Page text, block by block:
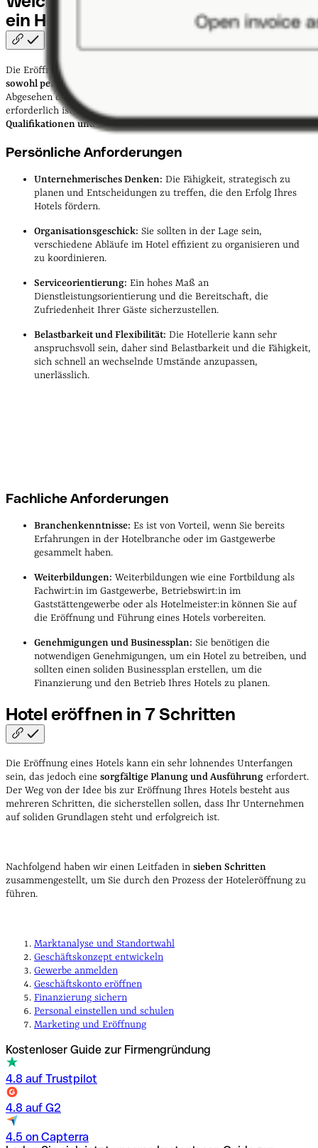
ein Hotel zu
Die Eröffnung eines Hotels ist ein ambitioniertes Unterfangen, das
sowohl persönliche als auch fachliche Anforderungen
Abgesehen davon, dass keine spezifische Ausbildung oder Studium
erforderlich ist, ist es sehr empfehlenswert, dass Sie entsprechende
Qualifikationen und Erfahrungen
Persönliche Anforderungen
Unternehmerisches Denken: Die Fähigkeit, strategisch zu
planen und Entscheidungen zu treffen, die den Erfolg Ihres
Hotels fördern.
Organisationsgeschick: Sie sollten in der Lage sein,
verschiedene Abläufe im Hotel effizient zu organisieren und
zu koordinieren.
Serviceorientierung: Ein hohes Maß an
Dienstleistungsorientierung und die Bereitschaft, die
Zufriedenheit Ihrer Gäste sicherzustellen.
Belastbarkeit und Flexibilität: Die Hotellerie kann sehr
anspruchsvoll sein, daher sind Belastbarkeit und die Fähigkeit,
sich schnell an wechselnde Umstände anzupassen,
unerlässlich.
Fachliche Anforderungen
Branchenkenntnisse: Es ist von Vorteil, wenn Sie bereits
Erfahrungen in der Hotelbranche oder im Gastgewerbe
gesammelt haben.
Weiterbildungen: Weiterbildungen wie eine Fortbildung als
Fachwirt:in im Gastgewerbe, Betriebswirt:in im
Gaststättengewerbe oder als Hotelmeister:in können Sie auf
die Eröffnung und Führung eines Hotels vorbereiten.
Genehmigungen und Businessplan: Sie benötigen die
notwendigen Genehmigungen, um ein Hotel zu betreiben, und
sollten einen soliden Businessplan erstellen, um die
Finanzierung und den Betrieb Ihres Hotels zu planen.
Hotel eröffnen in 7Schritten
Die Eröffnung eines Hotels kann ein sehr lohnendes Unterfangen
sein, das jedoch eine sorgfältige Planung und Ausführung erfordert.
Der Weg von der Idee bis zur Eröffnung Ihres Hotels besteht aus
mehreren Schritten, die sicherstellen sollen, dass Ihr Unternehmen
auf soliden Grundlagen steht und erfolgreich ist.
Nachfolgend haben wir einen Leitfaden in sieben Schritten
zusammengestellt, um Sie durch den Prozess der Hoteleröffnung zu
führen.
Marktanalyse und Standortwahl
Geschäftskonzept entwickeln
Gewerbe anmelden
Geschäftskonto eröffnen
Finanzierung sichern
Personal einstellen und schulen
Marketing und Eröffnung
Kostenloser Guide zur Firmengründung
4.8 auf Trustpilot
4.8 auf G2
4.5 on Capterra